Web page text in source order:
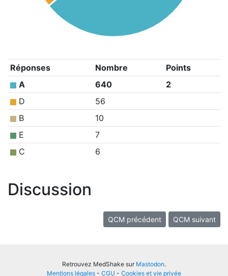
Réponses Nombre
Points
A
640
2
D
56
B
10
E
7
C
6
Discussion
QCM précédent QCM suivant
Retrouvez MedShake sur Mastodon.
Mentions légales - CGU - Cookies et vie privée